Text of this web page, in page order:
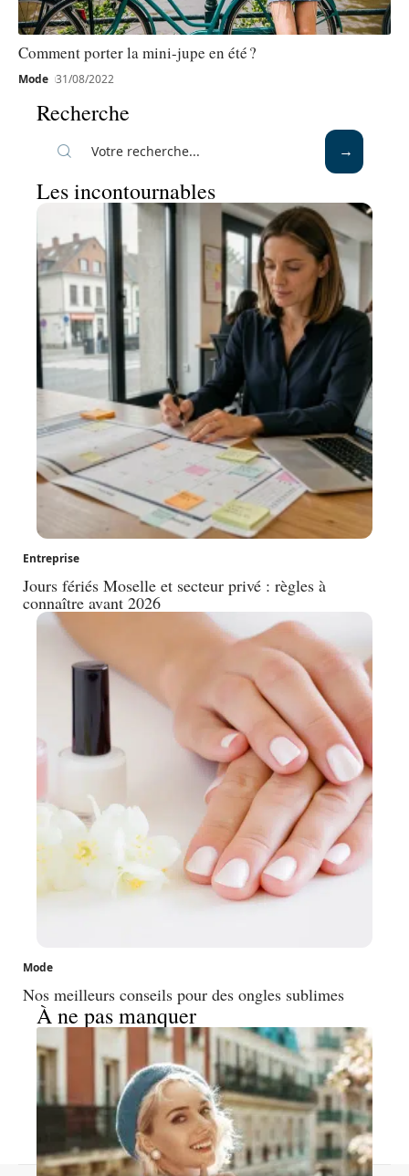
Comment porter la mini-jupe en été ?
Mode 31/08/2022
Recherche
Les incontournables
Entreprise
Jours fériés Moselle et secteur privé : règles à
connaître avant 2026
Mode
Nos meilleurs conseils pour des ongles sublimes
À ne pas manquer